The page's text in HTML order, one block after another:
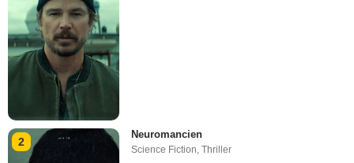
2
Neuromancien
Science Fiction,Thriller